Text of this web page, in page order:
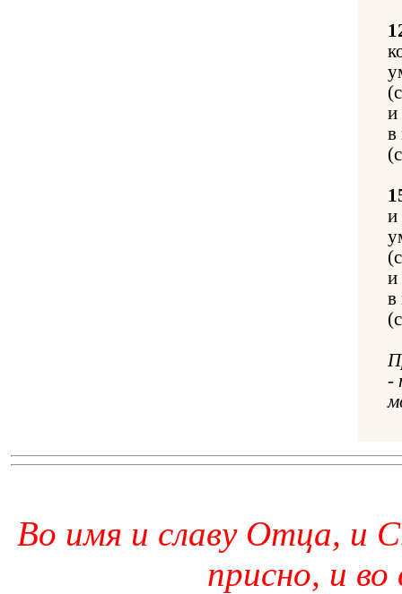
и
в
и
и
в
-
Во имя и славу Отца, и
присно, и во